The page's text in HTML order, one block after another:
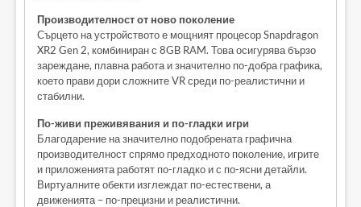
Производителност от ново поколение
Сърцето на устройството е мощният процесор Snapdragon
XR2 Gen 2, комбиниран с 8GB RAM. Това осигурява бързо
зареждане, плавна работа и значително по-добра графика,
което прави дори сложните VR среди по-реалистични и
стабилни.
По-живи преживявания и по-гладки игри
Благодарение на значително подобрената графична
производителност спрямо предходното поколение, игрите
и приложенията работят по-гладко и с по-ясни детайли.
Виртуалните обекти изглеждат по-естествени, а
движенията – по-прецизни и реалистични.